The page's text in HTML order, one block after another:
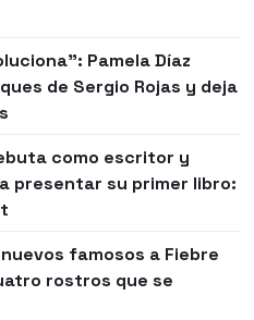
Pamela Díaz
de Sergio Rojas y deja
como escritor y
presentar su primer libro:
famosos a Fiebre
rostros que se